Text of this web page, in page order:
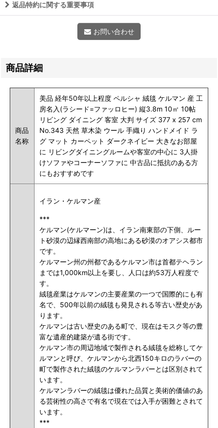
返品特約に関する重要事項
お問い合わせ
商品詳細
商品
名称
美品 経年50年以上程度 ペルシャ 絨毯 ケルマン 産 工
房名入(ラシード=ファッロヒー) 縦3.8m 10㎡ 10帖
リビング ダイニング 客室 大判 サイズ 377 x 257 cm
No.343 天然 草木染 ウール 手織り ハンドメイド ラ
グ マット カーペット ダークネイビー 大きなお部屋
に リビングダイニングルームや客室の中心に 3人掛
けソファやコーナーソファに 中古品に抵抗のある方
にもおすすめです
イラン・ケルマン産
***
ケルマン(ケルマーン)は、イラン南東部の下側、ルー
ト砂漠の辺縁西南部の高地にある砂漠のオアシス都市
です。
ケルマーン州の州都であるケルマン市は首都テヘラン
までは1,000km以上を要し、人口は約53万人程度で
す。
絨毯産業はケルマンの主要産業の一つで国際的にも有
名で、500年以前の絨毯も発見される等古い歴史があ
ります。
ケルマンは古い歴史のある町で、現在はモスク等の豊
富な遺産的建築が遺る街です。
ケルマン市の周辺地域で製作される絨毯を総称してケ
ルマンと呼び、ケルマンから北西150キロのラバーの
町で製作された絨毯のケルマンラバーとは区別されて
います。
ケルマンラバーの絨毯は優れた品質と美術的価値のあ
る芸術性の高さで有名で現在では入手が困難とされて
います。
***